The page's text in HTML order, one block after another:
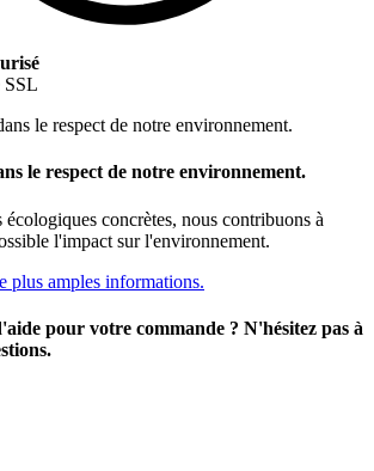
SSL
le respect de notre environnement.
écologiques concrètes, nous contribuons à
l'impact sur l'environnement.
plus amples informations.
pour votre commande ? N'hésitez pas à